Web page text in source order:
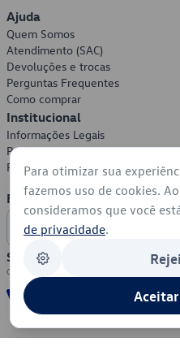
Ajuda
Quem Somos
Atendimento (SAC)
Devoluções e trocas
Perguntas Frequentes
Como comprar
Institucional
Informações Legais
Política de Privacidade
Política de Cookies
Formas de Pagamento
Segurança
Para otimizar sua
fazemos uso de cookies.
consideramos que você
de privacidade.